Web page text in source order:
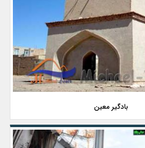
بادگیر معین